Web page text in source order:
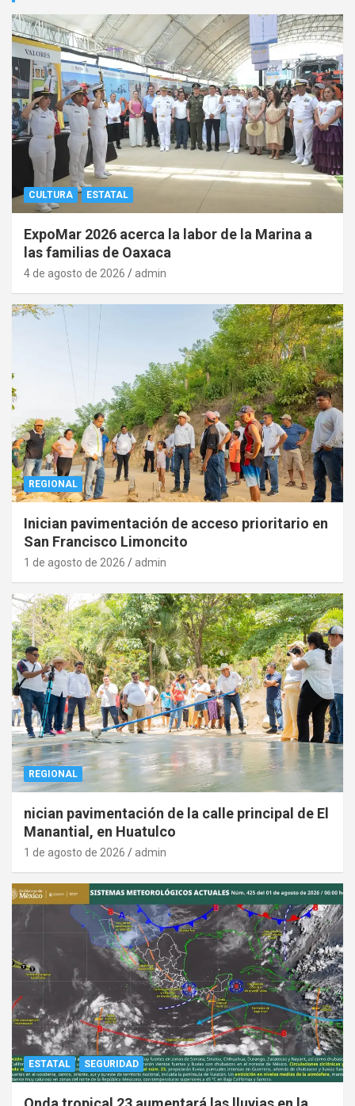
CULTURA ESTATAL
ExpoMar 2026 acerca la labor de la Marina a
las familias de Oaxaca
4 de agosto de 2026 admin
REGIONAL
Inician pavimentación de acceso prioritario en
San Francisco Limoncito
1 de agosto de 2026 admin
REGIONAL
nician pavimentación de la calle principal de El
Manantial, en Huatulco
1 de agosto de 2026 admin
ESTATAL SEGURIDAD